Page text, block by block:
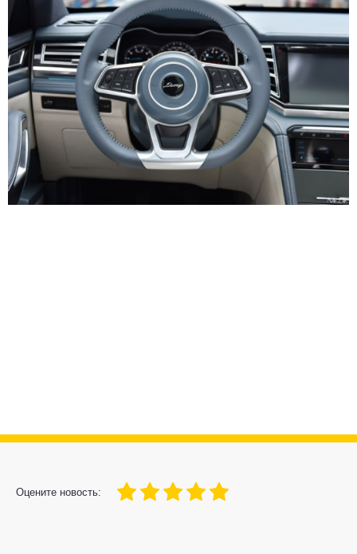
Оцените новость:
100
1 3 4 5